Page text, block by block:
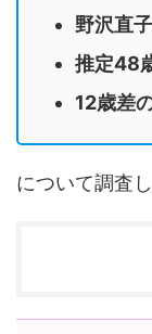
野沢直
推定48
12歳差
について調査し